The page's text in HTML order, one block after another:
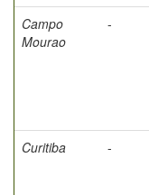
Campo
Mourao
-
Curitiba
-